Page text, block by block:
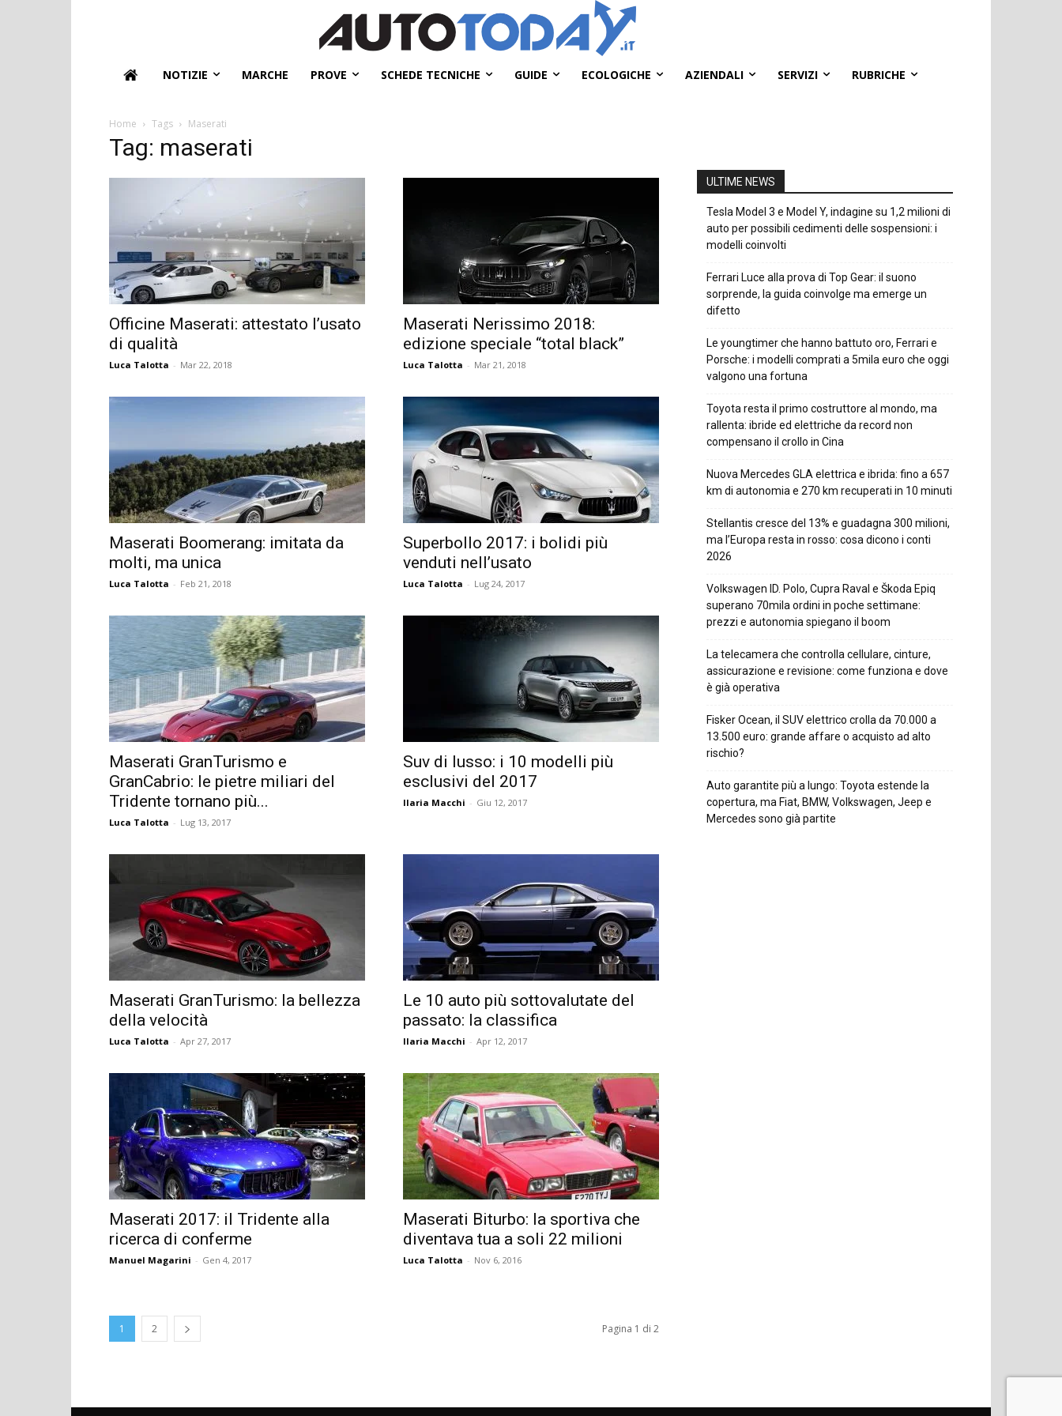
NOTIZIE MARCHE PROVE SCHEDE TECNICHE GUIDE ECOLOGICHE AZIENDALI SERVIZI RUBRICHE
Home Tags Maserati
Tag: maserati
Officine Maserati: attestato l’usato
di qualità
Luca Talotta - Mar 22, 2018
Maserati Nerissimo 2018:
edizione speciale “total black”
Luca Talotta - Mar 21, 2018
Maserati Boomerang: imitata da
molti, ma unica
Luca Talotta - Feb 21, 2018
Superbollo 2017: i bolidi più
venduti nell’usato
Luca Talotta - Lug 24, 2017
Maserati GranTurismo e
GranCabrio: le pietre miliari del
Tridente tornano più...
Luca Talotta - Lug 13, 2017
Suv di lusso: i 10 modelli più
esclusivi del 2017
Ilaria Macchi - Giu 12, 2017
Maserati GranTurismo: la bellezza
della velocità
Luca Talotta - Apr 27, 2017
Le 10 auto più sottovalutate del
passato: la classifica
Ilaria Macchi - Apr 12, 2017
Maserati 2017: il Tridente alla
ricerca di conferme
Manuel Magarini - Gen 4, 2017
Maserati Biturbo: la sportiva che
diventava tua a soli 22 milioni
Luca Talotta - Nov 6, 2016
1 2 Pagina 1 di 2
ULTIME NEWS
Tesla Model 3 e Model Y, indagine su 1,2 milioni di
auto per possibili cedimenti delle sospensioni: i
modelli coinvolti
Ferrari Luce alla prova di Top Gear: il suono
sorprende, la guida coinvolge ma emerge un
difetto
Le youngtimer che hanno battuto oro, Ferrari e
Porsche: i modelli comprati a 5mila euro che oggi
valgono una fortuna
Toyota resta il primo costruttore al mondo, ma
rallenta: ibride ed elettriche da record non
compensano il crollo in Cina
Nuova Mercedes GLA elettrica e ibrida: fino a 657
km di autonomia e 270 km recuperati in 10 minuti
Stellantis cresce del 13% e guadagna 300 milioni,
ma l’Europa resta in rosso: cosa dicono i conti
2026
Volkswagen ID. Polo, Cupra Raval e Škoda Epiq
superano 70mila ordini in poche settimane:
prezzi e autonomia spiegano il boom
La telecamera che controlla cellulare, cinture,
assicurazione e revisione: come funziona e dove
è già operativa
Fisker Ocean, il SUV elettrico crolla da 70.000 a
13.500 euro: grande affare o acquisto ad alto
rischio?
Auto garantite più a lungo: Toyota estende la
copertura, ma Fiat, BMW, Volkswagen, Jeep e
Mercedes sono già partite